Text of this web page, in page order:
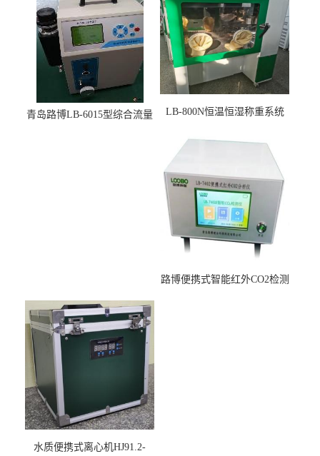
青岛路博LB-6015型综合流量
LB-800N恒温恒湿称重系统
路博便携式智能红外CO2检测
水质便携式离心机HJ91.2-